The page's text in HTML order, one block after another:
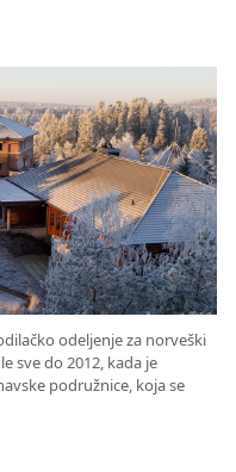
odeljenje za norveški
sve do 2012, kada je
podružnice, koja se